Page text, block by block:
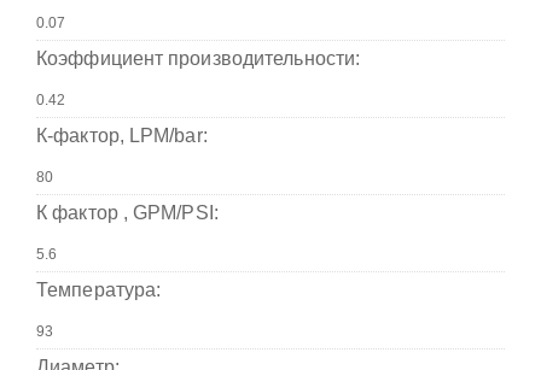
Коэффициент производительности:
К-фактор, LPM/bar:
К фактор , GPM/PSI:
Температура: